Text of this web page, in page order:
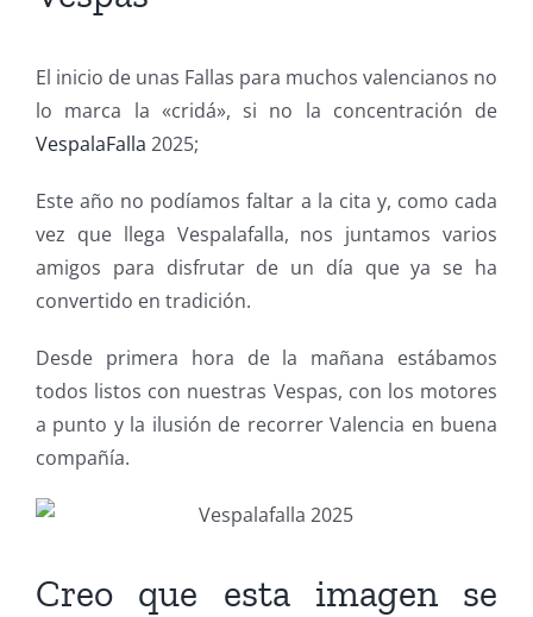
El inicio de unas Fallas para muchos valencianos no
lo marca la «cridá», si no la concentración de
VespalaFalla 2025;
Este año no podíamos faltar a la cita y, como cada
vez que llega Vespalafalla, nos juntamos varios
amigos para disfrutar de un día que ya se ha
convertido en tradición.
Desde primera hora de la mañana estábamos
todos listos con nuestras Vespas, con los motores
a punto y la ilusión de recorrer Valencia en buena
compañía.
Creo que esta imagen se